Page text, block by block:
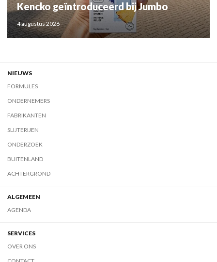
Kencko geïntroduceerd bij Jumbo
4 augustus 2026
NIEUWS
FORMULES
ONDERNEMERS
FABRIKANTEN
SLIJTERIJEN
ONDERZOEK
BUITENLAND
ACHTERGROND
ALGEMEEN
AGENDA
SERVICES
OVER ONS
CONTACT